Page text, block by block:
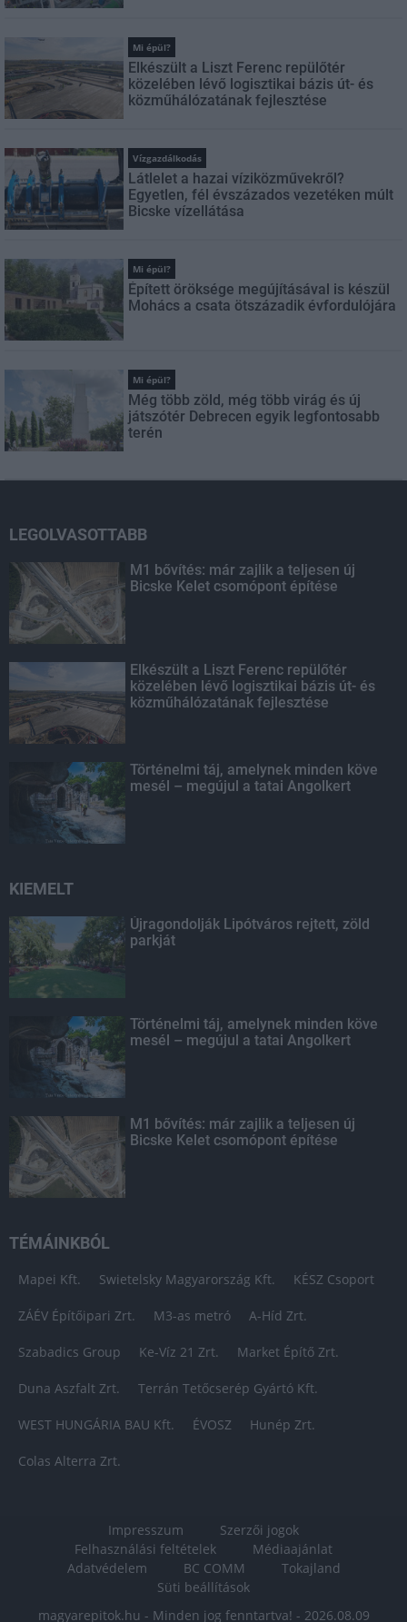
Mi épül?
Elkészült a Liszt Ferenc repülőtér
közelében lévő logisztikai bázis út- és
közműhálózatának fejlesztése
Vízgazdálkodás
Látlelet a hazai víziközművekről?
Egyetlen, fél évszázados vezetéken múlt
Bicske vízellátása
Mi épül?
Épített öröksége megújításával is készül
Mohács a csata ötszázadik évfordulójára
Mi épül?
Még több zöld, még több virág és új
játszótér Debrecen egyik legfontosabb
terén
LEGOLVASOTTABB
M1 bővítés: már zajlik a teljesen új
Bicske Kelet csomópont építése
Elkészült a Liszt Ferenc repülőtér
közelében lévő logisztikai bázis út- és
közműhálózatának fejlesztése
Történelmi táj, amelynek minden köve
mesél – megújul a tatai Angolkert
KIEMELT
Újragondolják Lipótváros rejtett, zöld
parkját
Történelmi táj, amelynek minden köve
mesél – megújul a tatai Angolkert
M1 bővítés: már zajlik a teljesen új
Bicske Kelet csomópont építése
TÉMÁINKBÓL
Mapei Kft. Swietelsky Magyarország Kft. KÉSZ Csoport
ZÁÉV Építőipari Zrt. M3-as metró A-Híd Zrt.
Szabadics Group Ke-Víz 21 Zrt. Market Építő Zrt.
Duna Aszfalt Zrt. Terrán Tetőcserép Gyártó Kft.
WEST HUNGÁRIA BAU Kft. ÉVOSZ Hunép Zrt.
Colas Alterra Zrt.
Impresszum
Szerzői jogok
Felhasználási feltételek
Médiaajánlat
Adatvédelem
BC COMM
Tokajland
Süti beállítások
magyarepitok.hu - Minden jog fenntartva! - 2026.08.09